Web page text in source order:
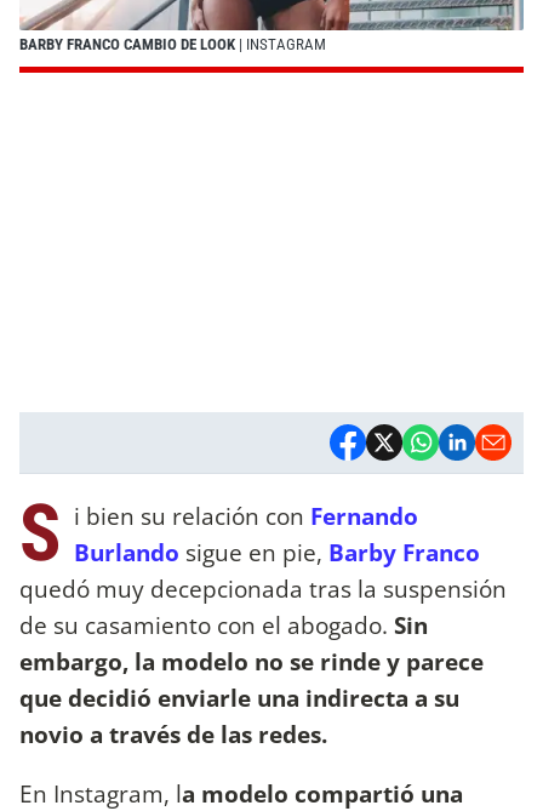
BARBY FRANCO CAMBIO DE LOOK | INSTAGRAM
S i bien su relación con Fernando
Burlando sigue en pie, Barby Franco
quedó muy decepcionada tras la suspensión
de su casamiento con el abogado. Sin
embargo, la modelo no se rinde y parece
que decidió enviarle una indirecta a su
novio a través de las redes.
En Instagram, la modelo compartió una